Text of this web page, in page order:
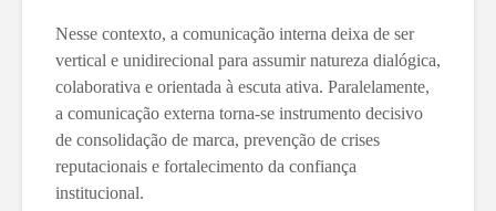
Nesse contexto, a comunicação interna deixa de ser
vertical e unidirecional para assumir natureza dialógica,
colaborativa e orientada à escuta ativa. Paralelamente,
a comunicação externa torna-se instrumento decisivo
de consolidação de marca, prevenção de crises
reputacionais e fortalecimento da confiança
institucional.